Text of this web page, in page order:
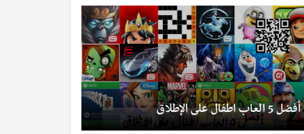
أفضل 5 العاب اطفال على الإطلاق